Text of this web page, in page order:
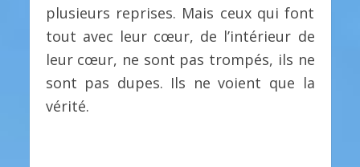
plusieurs reprises. Mais ceux qui font
tout avec leur cœur, de l’intérieur de
leur cœur, ne sont pas trompés, ils ne
sont pas dupes. Ils ne voient que la
vérité.